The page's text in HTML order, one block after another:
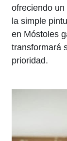
ofreciendo
la simple
en Móstoles
transformará
prioridad.